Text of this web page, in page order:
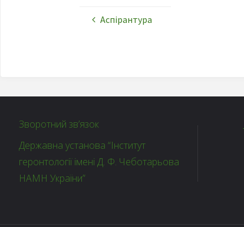
Аспірантура
Зворотний зв’язок
Державна установа “Інститут
геронтології імені Д. Ф. Чеботарьова
НАМН України”